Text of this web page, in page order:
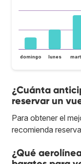
domingo lunes
¿Cuánta
reservar un
Para obtener el
recomienda
¿Qué